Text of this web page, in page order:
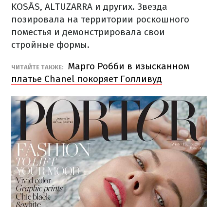
KOSÅS, ALTUZARRA и других. Звезда
позировала на территории роскошного
поместья и демонстрировала свои
стройные формы.
ЧИТАЙТЕ ТАКЖЕ:
Марго Робби в изысканном
платье Chanel покоряет Голливуд